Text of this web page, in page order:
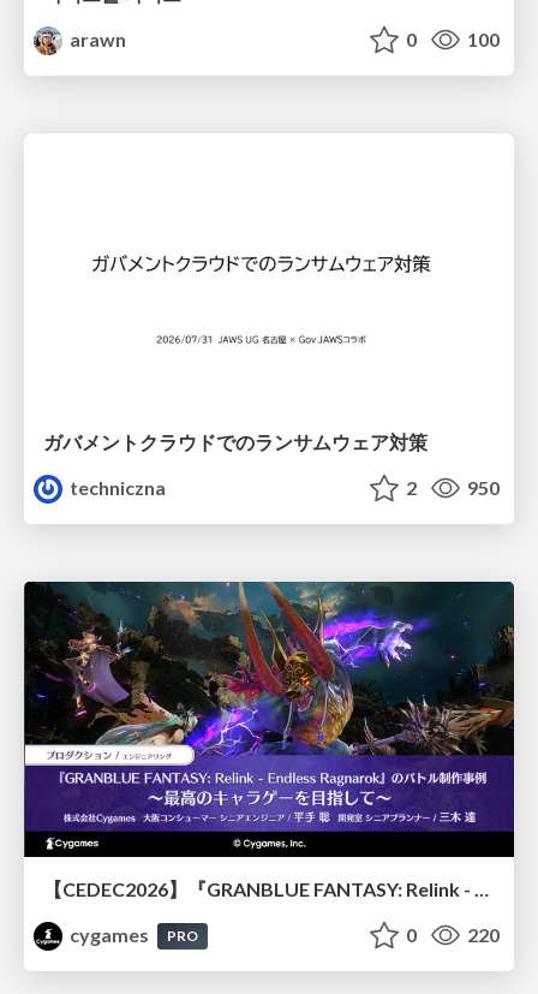
arawn
0 100
ガバメントクラウドでのランサムウェア対策
techniczna
2 950
【CEDEC2026】『GRANBLUE FANTASY: Relink - Endless Ragnarok』のバトル制作事例 ～最高のキャラゲーを目指して～
cygames
PRO 0 220